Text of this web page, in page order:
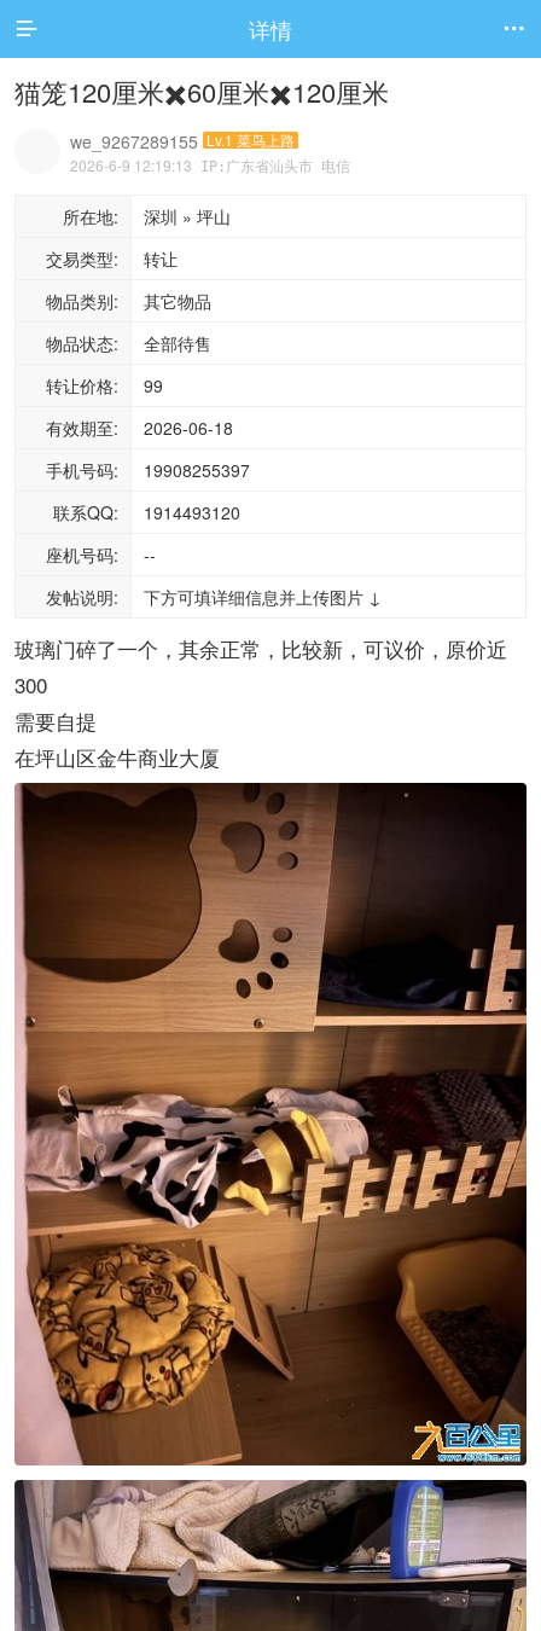
 详情 
猫笼120厘米✖️60厘米✖️120厘米
we_9267289155 Lv.1 菜鸟上路
2026-6-9 12:19:13 IP:广东省汕头市 电信
所在地:
深圳 » 坪山
交易类型:
转让
物品类别:
其它物品
物品状态:
全部待售
转让价格:
99
有效期至:
2026-06-18
手机号码:
19908255397
联系QQ:
1914493120
座机号码:
--
发帖说明:
下方可填详细信息并上传图片 ↓
玻璃门碎了一个，其余正常，比较新，可议价，原价近
300
需要自提
在坪山区金牛商业大厦